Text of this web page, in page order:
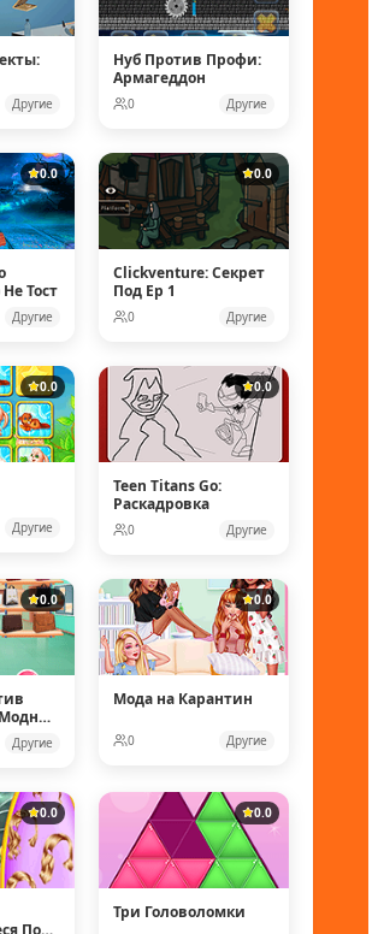
Другие
Нуб Против Профи:
Армагеддон
0 Другие
0.0
Тост
Другие
0.0
Clickventure: Секрет
Под Ep 1
0 Другие
0.0
Другие
0.0
Teen Titans Go:
Раскадровка
0 Другие
0.0
Другие
0.0
Мода на Карантин
0 Другие
0.0
Под
0.0
Три Головоломки